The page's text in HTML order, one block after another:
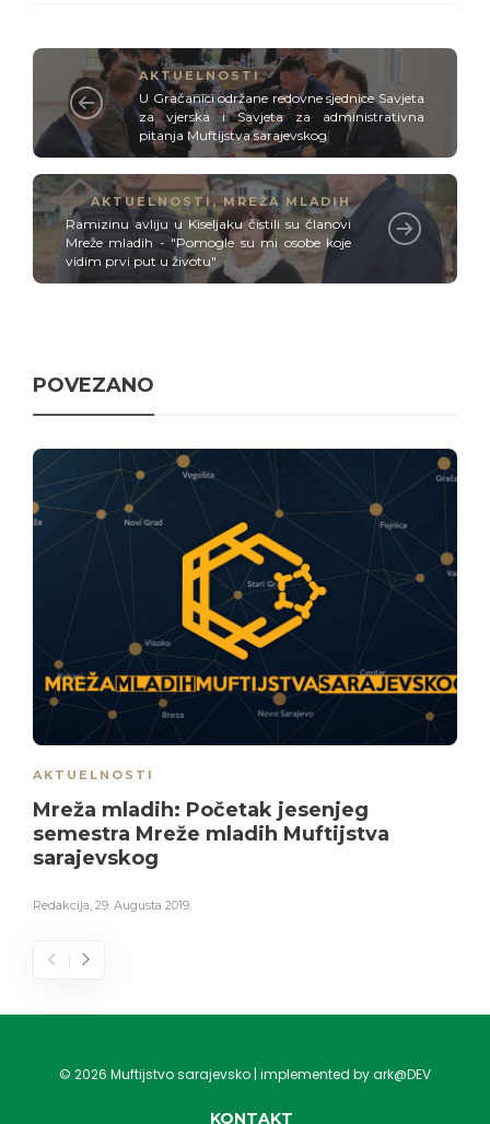
AKTUELNOSTI
U Gračanici održane redovne sjednice Savjeta
za vjerska i Savjeta za administrativna
pitanja Muftijstva sarajevskog
AKTUELNOSTI,MREŽA MLADIH
Ramizinu avliju u Kiseljaku čistili su članovi
Mreže mladih - "Pomogle su mi osobe koje
vidim prvi put u životu"
POVEZANO
AKTUELNOSTI
Mreža mladih: Početak jesenjeg
semestra Mreže mladih Muftijstva
sarajevskog
Redakcija 29. Augusta 2019.
© 2026 Muftijstvo sarajevsko | implemented by ark@DEV
KONTAKT